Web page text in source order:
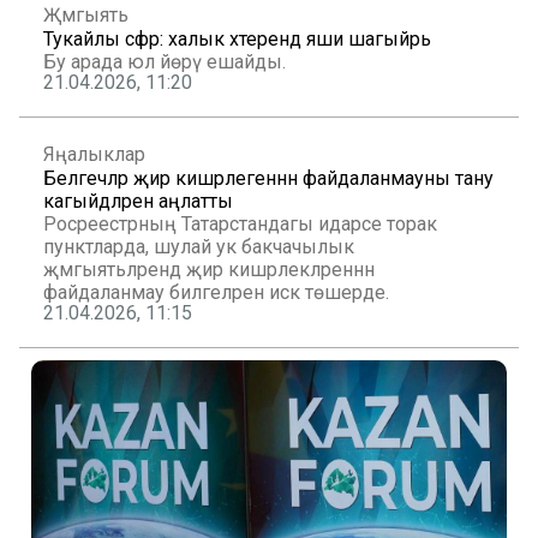
Җәмгыять
Тукайлы сәфәр: халык хәтерендә яши шагыйрь
Бу арада юл йөрү ешайды.
21.04.2026, 11:20
Яңалыклар
Белгечләр җир кишәрлегеннән файдаланмауны тану
кагыйдәләрен аңлатты
Росреестрның Татарстандагы идарәсе торак
пунктларда, шулай ук бакчачылык
җәмгыятьләрендә җир кишәрлекләреннән
файдаланмау билгеләрен искә төшерде.
21.04.2026, 11:15